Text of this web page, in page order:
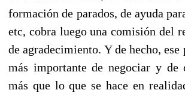
formación de parados, de ayuda
etc, cobra luego una comisión del
de agradecimiento. Y de hecho, ese
más importante de negociar y de
más que lo que se hace en